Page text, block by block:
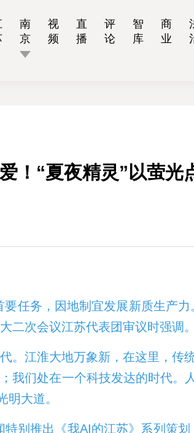
南
京
视
频
直
播
评
论
智
库
商
业
！“夏夜精灵”以萤光
任务，因地制宜发展新质生产力
二次会议江苏代表团审议时强调。
。江淮大地万象新，在这里，传
我们处在一个科技发达的时代。
明大道。
特别推出《我AI的江苏》系列策